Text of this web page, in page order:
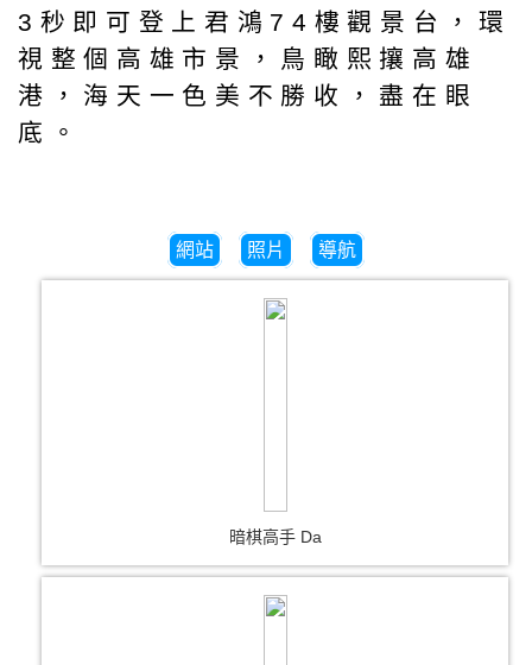
3秒即可登上君鴻74樓觀景台，環
視整個高雄市景，鳥瞰熙攘高雄
港，海天一色美不勝收，盡在眼
底。
網站 照片 導航
暗棋高手 Da